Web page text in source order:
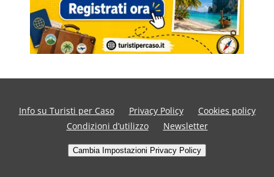
Info su Turisti per Caso Privacy Policy
Cookies policy
Condizioni d’utilizzo
Newsletter
Cambia Impostazioni Privacy Policy